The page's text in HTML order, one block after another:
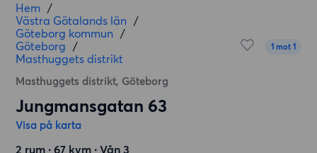
Hem /
Västra Götalands län /
Göteborg kommun /
Göteborg /
Masthuggets distrikt
Masthuggets distrikt, Göteborg
1 mot 1
Jungmansgatan 63
Visa på karta
2 rum ∙ 67 kvm ∙ Vån 3